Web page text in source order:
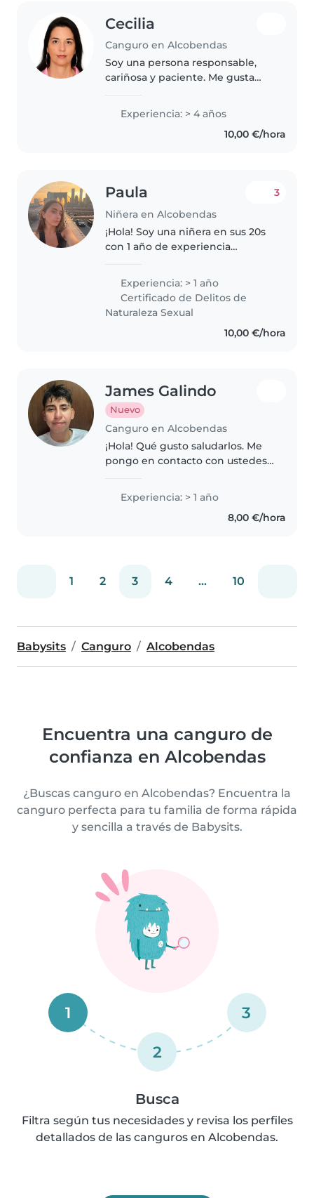
Cecilia
Canguro en Alcobendas
Soy una persona responsable,
cariñosa y paciente. Me gusta
crear un ambiente seguro y
tranquilo. Me adapto a las
necesidades de cada familia, soy
Experiencia: > 4 años
10,00 €/hora
Paula
Niñera en Alcobendas
3
¡Hola! Soy una niñera en sus 20s
con 1 año de experiencia
y niños en edad preescolar. Me
encanta leerles, hacer
manualidades y jugar con ellos.
Actualmente..
Experiencia: > 1 año
Certificado de Delitos de
Naturaleza Sexual
10,00 €/hora
James Galindo
Nuevo
Canguro en Alcobendas
¡Hola! Qué gusto saludarlos. Me
pongo en contacto con ustedes
considero una persona muy
responsable, paciente y creativa,
Experiencia: > 1 año
8,00 €/hora
1 2 3 4 ... 10
Babysits Canguro Alcobendas
Encuentra una canguro de
confianza en Alcobendas
¿Buscas canguro en Alcobendas? Encuentra la
canguro perfecta para tu familia de forma rápida
y sencilla a través de Babysits.
1
2
3
Busca
Filtra según tus necesidades y revisa los perfiles
detallados de las canguros en Alcobendas.